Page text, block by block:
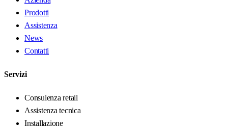
Prodotti
Assistenza
News
Contatti
Servizi
Consulenza retail
Assistenza tecnica
Installazione